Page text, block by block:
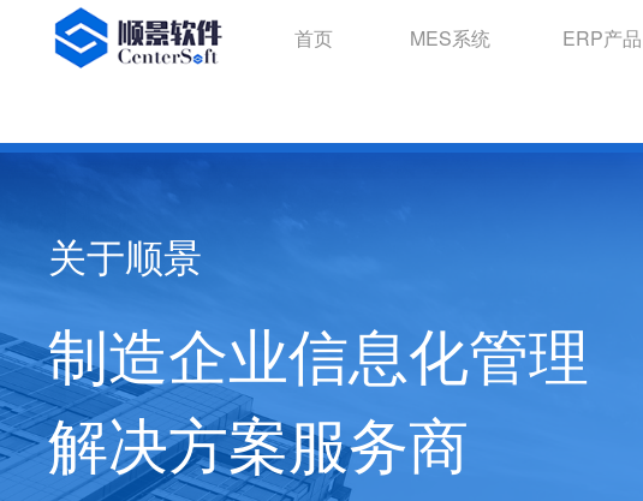
首页 MES系统 ERP产品
关于顺景
制造企业信息化管理
解决方案服务商